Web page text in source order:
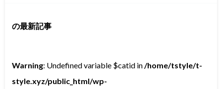
の最新記事
Warning: Undefined variable $catid in/home/tstyle/t-
style.xyz/public_html/wp-